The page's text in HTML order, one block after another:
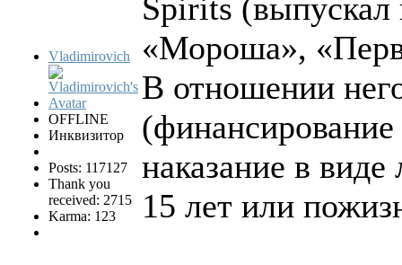
Vladimirovich
OFFLINE
Инквизитор
Posts: 117127
Thank you
received: 2715
Karma: 123
Spirits (выпускал
«Мороша»,
В отношении
(финансирование
наказание в
15 лет или